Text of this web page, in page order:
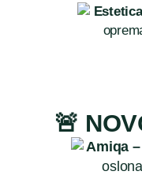
🚨
Amiqa –